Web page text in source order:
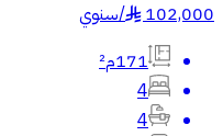
102,000
§
/سنوي
171م²
4
4